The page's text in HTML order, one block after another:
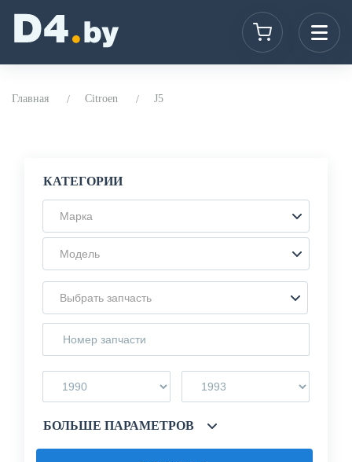
Главная Citroen J5
КАТЕГОРИИ
Марка
Модель
Выбрать запчасть
БОЛЬШЕ ПАРАМЕТРОВ